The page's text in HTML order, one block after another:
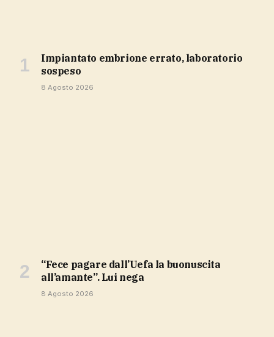
impiantato embrione errato, laboratorio
sospeso
8 Agosto 2026
“Fece pagare dall’Uefa la buonuscita
all’amante”. Lui nega
8 Agosto 2026